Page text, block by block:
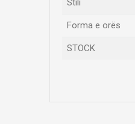
Stili
Forma e orës
STOCK